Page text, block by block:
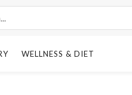
WELLNESS & DIET